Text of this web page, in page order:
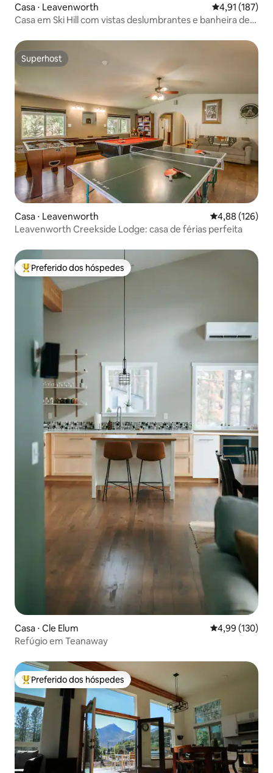
Casa ⋅ Leavenworth 4,91 de uma
4,91 (187)
Casa em Ski Hill com vistas deslumbrantes e banheira de
Superhost
Superhost
Casa ⋅ Leavenworth 4,88 de uma
4,88 (126)
Leavenworth Creekside Lodge: casa de férias perfeita
Entre os melhores preferidos dos hóspedes
Preferido dos hóspedes
Casa ⋅ Cle Elum 4,99 de uma
4,99 (130)
Refúgio em Teanaway
Entre os melhores preferidos dos hóspedes
Preferido dos hóspedes